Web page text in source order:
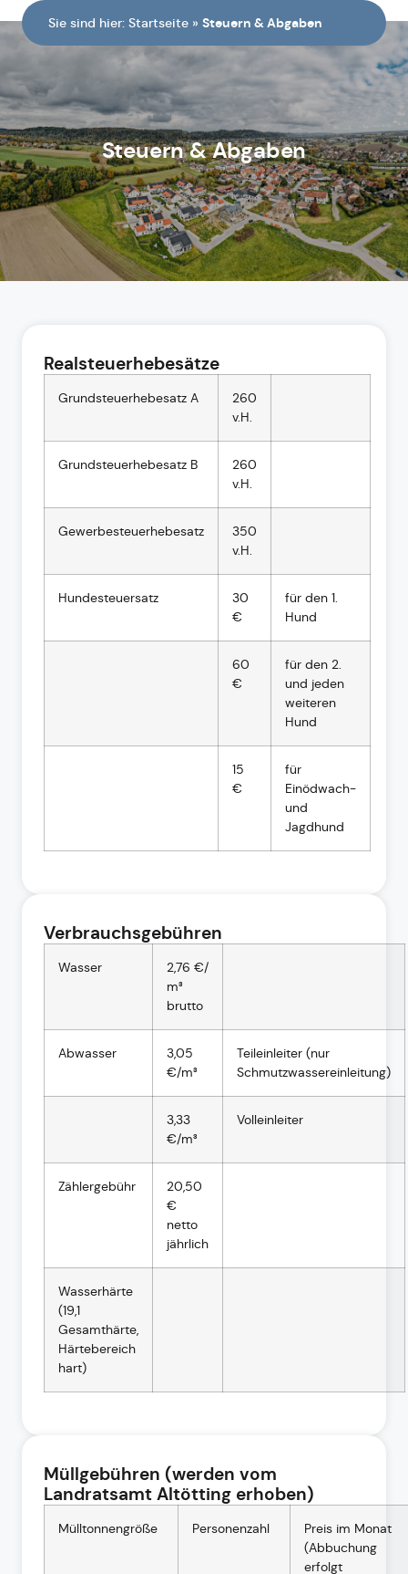
Sie sind hier: Startseite » Steuern & Abgaben
Steuern & Abgaben
Realsteuerhebesätze
Grundsteuerhebesatz A
260
v.H.
Grundsteuerhebesatz B
260
v.H.
Gewerbesteuerhebesatz
350
v.H.
Hundesteuersatz
30
€
für den 1.
Hund
60
€
für den 2.
und jeden
weiteren
Hund
15
€
für
Einödwach-
und
Jagdhund
Verbrauchsgebühren
Wasser
2,76 €/
m³
brutto
Abwasser
3,05
€/m³
Teileinleiter (nur
Schmutzwassereinleitung)
3,33
€/m³
Volleinleiter
Zählergebühr
20,50
€
netto
jährlich
Wasserhärte
(19,1
Gesamthärte,
Härtebereich
hart)
Müllgebühren (werden vom
Landratsamt Altötting erhoben)
Mülltonnengröße Personenzahl
Preis im Monat
(Abbuchung
erfolgt